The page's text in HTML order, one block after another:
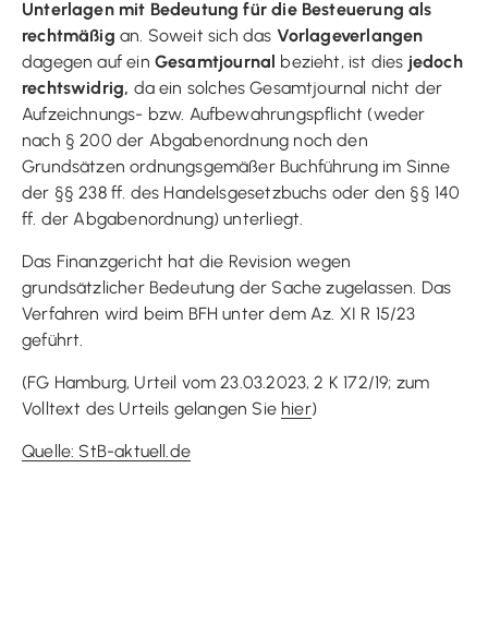
Unterlagen mit Bedeutung für die Besteuerung als
rechtmäßig an. Soweit sich das Vorlageverlangen
dagegen auf ein Gesamtjournal bezieht, ist dies jedoch
rechtswidrig, da ein solches Gesamtjournal nicht der
Aufzeichnungs- bzw. Aufbewahrungspflicht (weder
nach § 200 der Abgabenordnung noch den
Grundsätzen ordnungsgemäßer Buchführung im Sinne
der §§ 238 ff. des Handelsgesetzbuchs oder den §§ 140
ff. der Abgabenordnung) unterliegt.
Das Finanzgericht hat die Revision wegen
grundsätzlicher Bedeutung der Sache zugelassen. Das
Verfahren wird beim BFH unter dem Az. XI R 15/23
geführt.
(FG Hamburg, Urteil vom 23.03.2023, 2 K 172/19; zum
Volltext des Urteils gelangen Sie hier)
Quelle: StB-aktuell.de